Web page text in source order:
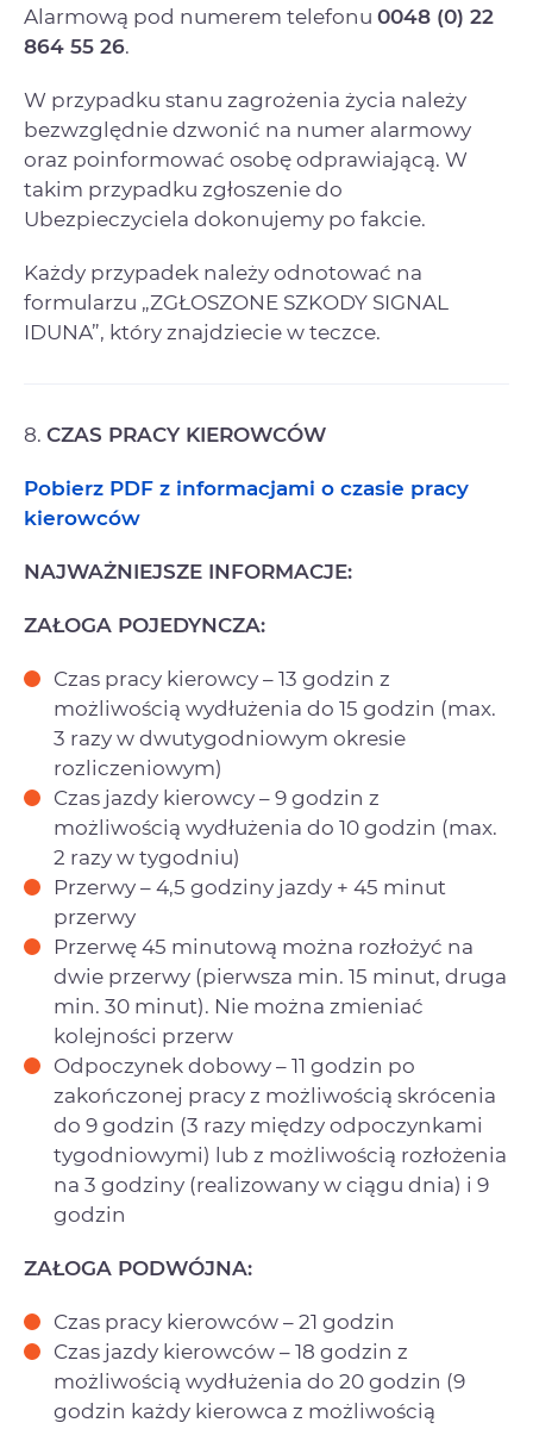
Alarmową pod numerem telefonu 0048 (0) 22
864 55 26.
W przypadku stanu zagrożenia życia należy
bezwzględnie dzwonić na numer alarmowy
oraz poinformować osobę odprawiającą. W
takim przypadku zgłoszenie do
Ubezpieczyciela dokonujemy po fakcie.
Każdy przypadek należy odnotować na
formularzu „ZGŁOSZONE SZKODY SIGNAL
IDUNA”, który znajdziecie w teczce.
8. CZAS PRACY KIEROWCÓW
Pobierz PDF z informacjami o czasie pracy
kierowców
NAJWAŻNIEJSZE INFORMACJE:
ZAŁOGA POJEDYNCZA:
Czas pracy kierowcy – 13 godzin z
możliwością wydłużenia do 15 godzin (max.
3 razy w dwutygodniowym okresie
rozliczeniowym)
Czas jazdy kierowcy – 9 godzin z
możliwością wydłużenia do 10 godzin (max.
2 razy w tygodniu)
Przerwy – 4,5 godziny jazdy + 45 minut
przerwy
Przerwę 45 minutową można rozłożyć na
dwie przerwy (pierwsza min. 15 minut, druga
min. 30 minut). Nie można zmieniać
kolejności przerw
Odpoczynek dobowy – 11 godzin po
zakończonej pracy z możliwością skrócenia
do 9 godzin (3 razy między odpoczynkami
tygodniowymi) lub z możliwością rozłożenia
na 3 godziny (realizowany w ciągu dnia) i 9
godzin
ZAŁOGA PODWÓJNA:
Czas pracy kierowców – 21 godzin
Czas jazdy kierowców – 18 godzin z
możliwością wydłużenia do 20 godzin (9
godzin każdy kierowca z możliwością